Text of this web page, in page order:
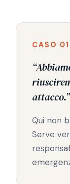
CASO 01
attacco.”
Qui non
Serve